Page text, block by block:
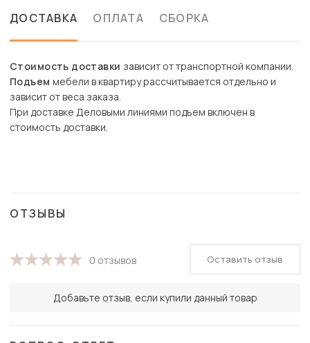
ДОСТАВКА ОПЛАТА СБОРКА
Стоимость доставки зависит от транспортной компании.
Подъем мебели в квартиру рассчитывается отдельно и
зависит от веса заказа.
При доставке Деловыми линиями подъем включен в
стоимость доставки.
ОТЗЫВЫ
0 отзывов
Добавьте отзыв, если купили данный товар
Оставить отзыв